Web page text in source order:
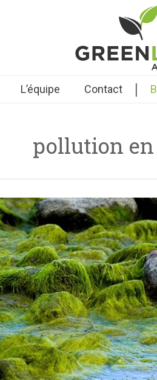
L’équipe Contact |
pollution